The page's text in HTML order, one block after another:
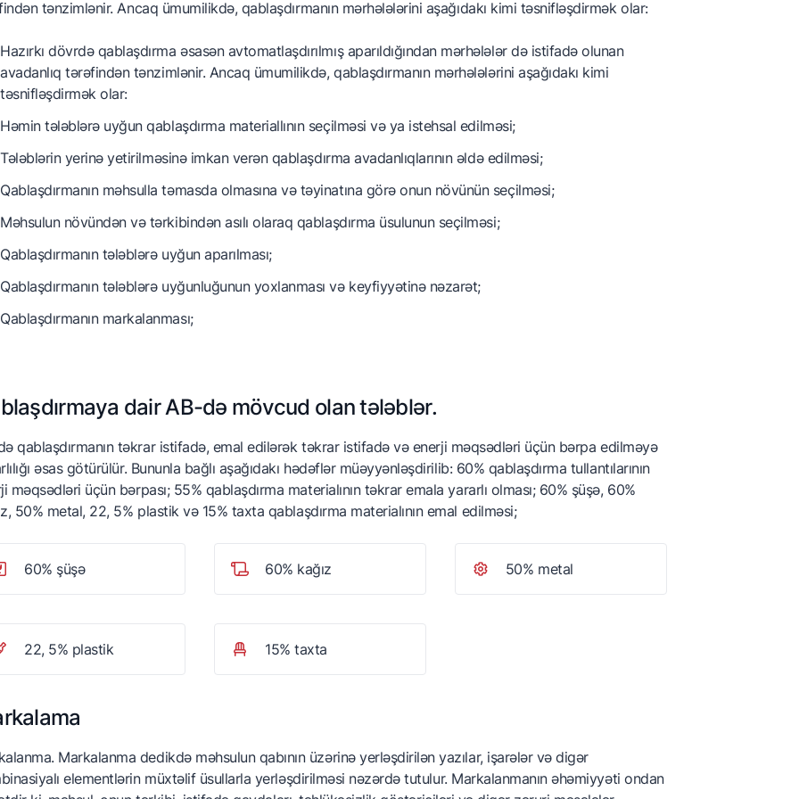
tənzimlənir. Ancaq ümumilikdə, qablaşdırmanın mərhələlərini aşağıdakı kimi təsnifləşdirmək olar:
Hazırkı dövrdə qablaşdırma əsasən avtomatlaşdırılmış aparıldığından mərhələlər də istifadə olunan
avadanlıq tərəfindən tənzimlənir. Ancaq ümumilikdə, qablaşdırmanın mərhələlərini aşağıdakı kimi
təsnifləşdirmək olar:
Həmin tələblərə uyğun qablaşdırma materiallının seçilməsi və ya istehsal edilməsi;
Tələblərin yerinə yetirilməsinə imkan verən qablaşdırma avadanlıqlarının əldə edilməsi;
Qablaşdırmanın məhsulla təmasda olmasına və təyinatına görə onun növünün seçilməsi;
Məhsulun növündən və tərkibindən asılı olaraq qablaşdırma üsulunun seçilməsi;
Qablaşdırmanın tələblərə uyğun aparılması;
Qablaşdırmanın tələblərə uyğunluğunun yoxlanması və keyfiyyətinə nəzarət;
Qablaşdırmanın markalanması;
dair AB-də mövcud olan tələblər.
qablaşdırmanın təkrar istifadə, emal edilərək təkrar istifadə və enerji məqsədləri üçün bərpa edilməyə
əsas götürülür. Bununla bağlı aşağıdakı hədəflər müəyyənləşdirilib: 60% qablaşdırma tullantılarının
məqsədləri üçün bərpası; 55% qablaşdırma materialının təkrar emala yararlı olması; 60% şüşə, 60%
50% metal, 22, 5% plastik və 15% taxta qablaşdırma materialının emal edilməsi;
60% şüşə 60% kağız 50% metal
22, 5% plastik 15% taxta
Markalanma dedikdə məhsulun qabının üzərinə yerləşdirilən yazılar, işarələr və digər
elementlərin müxtəlif üsullarla yerləşdirilməsi nəzərdə tutulur. Markalanmanın əhəmiyyəti ondan